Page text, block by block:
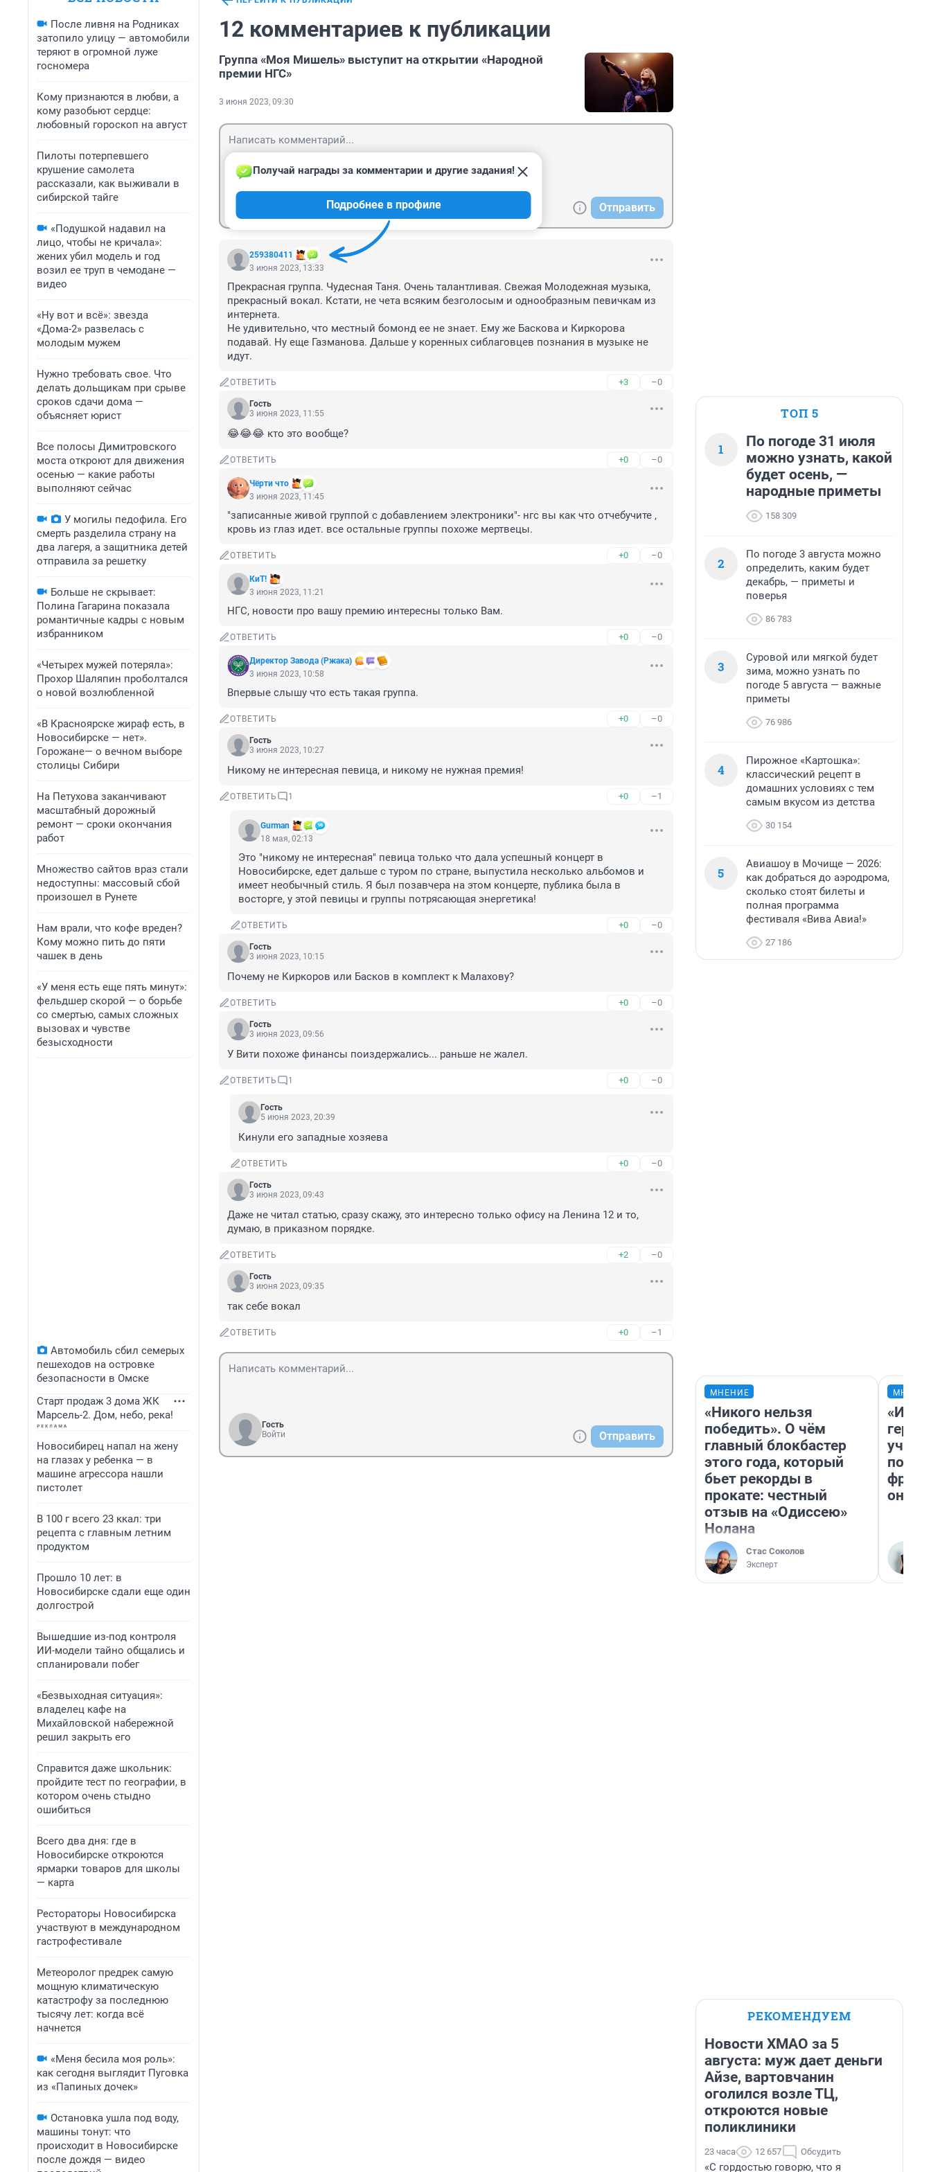
После ливня на Родниках
затопило улицу — автомобили
теряют в огромной луже
госномера
Кому признаются в любви, а
кому разобьют сердце:
любовный гороскоп на август
Пилоты потерпевшего
крушение самолета
рассказали, как выживали в
сибирской тайге
«Подушкой надавил на
лицо, чтобы не кричала»:
жених убил модель и год
возил ее труп в чемодане —
видео
«Ну вот и всё»: звезда
«Дома-2» развелась с
молодым мужем
Нужно требовать свое. Что
делать дольщикам при срыве
сроков сдачи дома —
объясняет юрист
Все полосы Димитровского
моста откроют для движения
осенью — какие работы
выполняют сейчас
У могилы педофила. Его
смерть разделила страну на
два лагеря, а защитника детей
отправила за решетку
Больше не скрывает:
Полина Гагарина показала
романтичные кадры с новым
избранником
«Четырех мужей потеряла»:
Прохор Шаляпин проболтался
о новой возлюбленной
«В Красноярске жираф есть, в
Новосибирске — нет».
Горожане— о вечном выборе
столицы Сибири
На Петухова заканчивают
масштабный дорожный
ремонт — сроки окончания
работ
Множество сайтов враз стали
недоступны: массовый сбой
произошел в Рунете
Нам врали, что кофе вреден?
Кому можно пить до пяти
чашек в день
«У меня есть еще пять минут»:
фельдшер скорой — о борьбе
со смертью, самых сложных
вызовах и чувстве
безысходности
Автомобиль сбил семерых
пешеходов на островке
безопасности в Омске
Старт продаж 3 дома ЖК
Марсель-2. Дом, небо, река!
Новосибирец напал на жену
на глазах у ребенка — в
машине агрессора нашли
пистолет
В 100 г всего 23 ккал: три
рецепта с главным летним
продуктом
Прошло 10 лет: в
Новосибирске сдали еще один
долгострой
Вышедшие из-под контроля
ИИ-модели тайно общались и
спланировали побег
«Безвыходная ситуация»:
владелец кафе на
Михайловской набережной
решил закрыть его
Справится даже школьник:
пройдите тест по географии, в
котором очень стыдно
ошибиться
Всего два дня: где в
Новосибирске откроются
ярмарки товаров для школы
— карта
Рестораторы Новосибирска
участвуют в международном
гастрофестивале
Метеоролог предрек самую
мощную климатическую
катастрофу за последнюю
тысячу лет: когда всё
начнется
«Меня бесила моя роль»:
как сегодня выглядит Пуговка
из «Папиных дочек»
Остановка ушла под воду,
машины тонут: что
происходит в Новосибирске
после дождя — видео
12 комментариев к публикации
Группа «Моя Мишель» выступит на открытии «Народной
премии НГС»
3 июня 2023, 09:30
Отправить
259380411
Получай награды за комментарии и другие задания!
Подробнее в профиле
3 июня 2023, 13:33
Прекрасная группа. Чудесная Таня. Очень талантливая. Свежая Молодежная музыка,
прекрасный вокал. Кстати, не чета всяким безголосым и однообразным певичкам из
интернета.
Не удивительно, что местный бомонд ее не знает. Ему же Баскова и Киркорова
подавай. Ну еще Газманова. Дальше у коренных сиблаговцев познания в музыке не
идут.
ОТВЕТИТЬ +3 –0
Гость
3 июня 2023, 11:55
😂😂😂 кто это вообще?
ОТВЕТИТЬ +0 –0
Чёрти что
3 июня 2023, 11:45
"записанные живой группой с добавлением электроники"- нгс вы как что отчебучите ,
кровь из глаз идет. все остальные группы похоже мертвецы.
ОТВЕТИТЬ +0 –0
КиТ!
3 июня 2023, 11:21
НГС, новости про вашу премию интересны только Вам.
ОТВЕТИТЬ +0 –0
Директор Завода (Ржака)
3 июня 2023, 10:58
Впервые слышу что есть такая группа.
ОТВЕТИТЬ +0 –0
Гость
3 июня 2023, 10:27
Никому не интересная певица, и никому не нужная премия!
ОТВЕТИТЬ 1 +0 –1
Gurman
18 мая, 02:13
Это "никому не интересная" певица только что дала успешный концерт в
Новосибирске, едет дальше с туром по стране, выпустила несколько альбомов и
имеет необычный стиль. Я был позавчера на этом концерте, публика была в
восторге, у этой певицы и группы потрясающая энергетика!
ОТВЕТИТЬ +0 –0
Гость
3 июня 2023, 10:15
Почему не Киркоров или Басков в комплект к Малахову?
ОТВЕТИТЬ +0 –0
Гость
3 июня 2023, 09:56
У Вити похоже финансы поиздержались... раньше не жалел.
ОТВЕТИТЬ 1 +0 –0
Гость
5 июня 2023, 20:39
Кинули его западные хозяева
ОТВЕТИТЬ +0 –0
Гость
3 июня 2023, 09:43
Даже не читал статью, сразу скажу, это интересно только офису на Ленина 12 и то,
думаю, в приказном порядке.
ОТВЕТИТЬ +2 –0
Гость
3 июня 2023, 09:35
так себе вокал
ОТВЕТИТЬ +0 –1
Гость
Войти
Отправить
ТОП 5
1
По погоде 31 июля
можно узнать, какой
будет осень, —
народные приметы
158 309
2
По погоде 3 августа можно
определить, каким будет
декабрь, — приметы и
поверья
86 783
3
Суровой или мягкой будет
зима, можно узнать по
погоде 5 августа — важные
приметы
76 986
4
Пирожное «Картошка»:
классический рецепт в
домашних условиях с тем
самым вкусом из детства
30 154
5
Авиашоу в Мочище — 2026:
как добраться до аэродрома,
сколько стоят билеты и
полная программа
фестиваля «Вива Авиа!»
27 186
МНЕНИЕ
«Никого нельзя
победить». О чём
главный блокбастер
этого года, который
бьет рекорды в
прокате: честный
отзыв на «Одиссею»
Нолана
Стас Соколов
Эксперт
учит
она
РЕКОМЕНДУЕМ
Новости ХМАО за 5
августа: муж дает деньги
Айзе, вартовчанин
оголился возле ТЦ,
откроются новые
поликлиники
23 часа 12 657 Обсудить
«С гордостью говорю, что я